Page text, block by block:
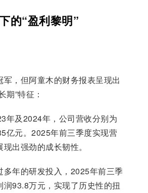
的“盈利黎明”
军，但阿童木的财务报表呈现出
期”特征：
年及2024年，公司营收分别为
亿元。2025年前三季度实现营
出强劲的成长韧性。
多年的研发投入，2025年前三季
润93.8万元，实现了历史性的扭